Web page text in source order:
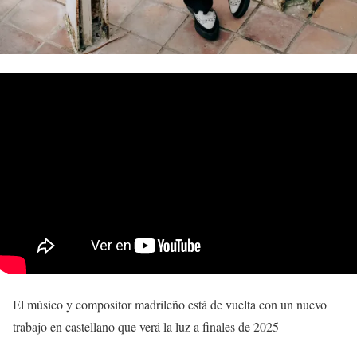
El músico y compositor madrileño está de vuelta con un nuevo
trabajo en castellano que verá la luz a finales de 2025